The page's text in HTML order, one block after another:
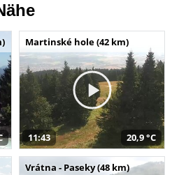
Martinské hole (42 km)
11:43 20,9 °C
Vrátna - Paseky (48 km)